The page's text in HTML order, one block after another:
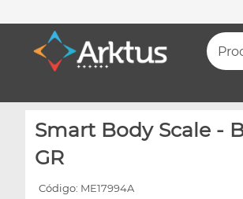
Smart Body Scale -
GR
Código: ME17994A